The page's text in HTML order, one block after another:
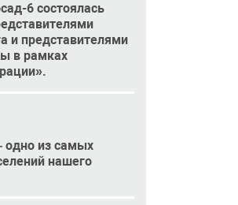
6 состоялась
и представителями
в рамках
одно из самых
нашего